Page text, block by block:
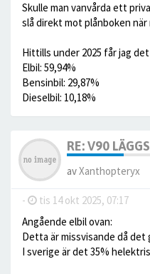
Skulle man vanvårda ett
slå direkt mot plånboken när
Hittills under 2025 får jag
Elbil: 59,94%
Bensinbil: 29,87%
Dieselbil: 10,18%
RE: V90
avXanthopteryx
- tis 14 okt 2025, 07:17
Angående elbil ovan:
Detta är missvisande då det
I sverige är det 35%